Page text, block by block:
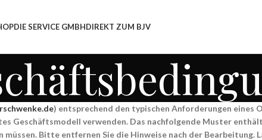
DIE SERVICE GMBHDIREKT ZUM BJV
) entsprechend den typischen Anforderungen eines
Geschäftsmodell verwenden. Das nachfolgende Muster
Bitte entfernen Sie die Hinweise nach der Bearbeitung.